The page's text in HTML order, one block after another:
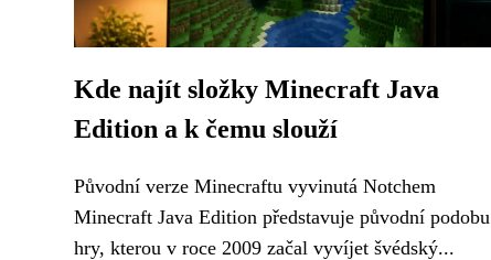
Kde najít složky Minecraft Java
Edition a k čemu slouží
Původní verze Minecraftu vyvinutá Notchem
Minecraft Java Edition představuje původní podobu
hry, kterou v roce 2009 začal vyvíjet švédský...